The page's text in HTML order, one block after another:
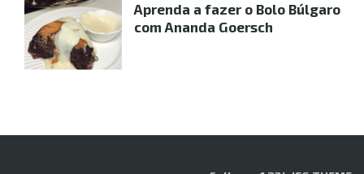
Aprenda a fazer o Bolo Búlgaro
com Ananda Goersch